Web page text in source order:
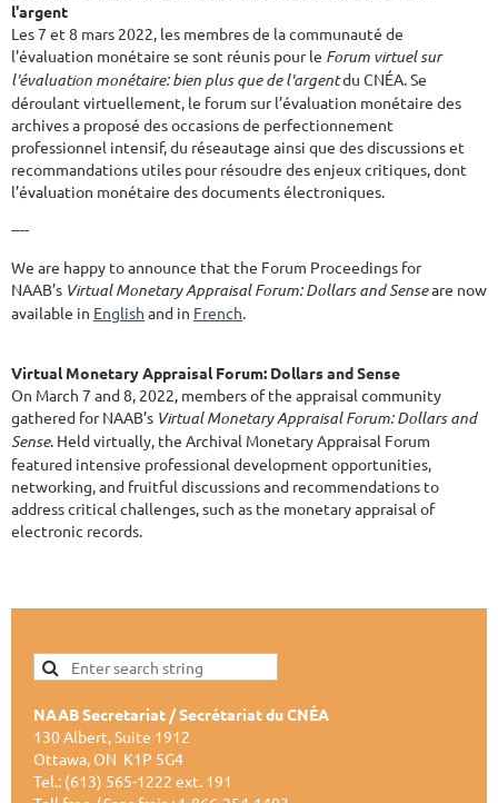
l'argent
Les 7 et 8 mars 2022, les membres de la communauté de
l'évaluation monétaire se sont réunis pour le Forum virtuel sur
l'évaluation monétaire: bien plus que de l'argentdu CNÉA. Se
déroulant virtuellement, le forum sur l’évaluation monétaire des
archives a proposé des occasions de perfectionnement
professionnel intensif, du réseautage ainsi que des discussions et
recommandations utiles pour résoudre des enjeux critiques, dont
l’évaluation monétaire des documents électroniques.
----
We are happy to announce that the Forum Proceedings for
NAAB’s Virtual Monetary Appraisal Forum: Dollars and Senseare now
available in English and in French.
Virtual Monetary Appraisal Forum: Dollars and Sense
On March 7 and 8, 2022, members of the appraisal community
gathered for NAAB’s Virtual Monetary Appraisal Forum: Dollars and
Sense. Held virtually, the Archival Monetary Appraisal Forum
featured intensive professional development opportunities,
networking, and fruitful discussions and recommendations to
address critical challenges, such as the monetary appraisal of
electronic records.
NAAB Secretariat / Secrétariat du CNÉA
130 Albert, Suite 1912
Ottawa, ON K1P 5G4
Tel.: (613) 565-1222 ext. 191